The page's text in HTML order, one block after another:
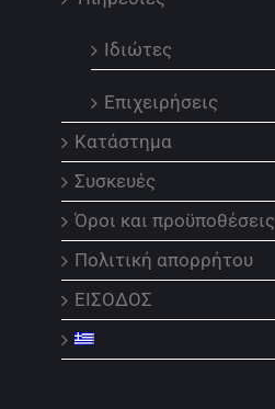
Ιδιώτες
Επιχειρήσεις
Κατάστημα
Συσκευές
Όροι και προϋποθέσεις
Πολιτική απορρήτου
ΕΙΣΟΔΟΣ